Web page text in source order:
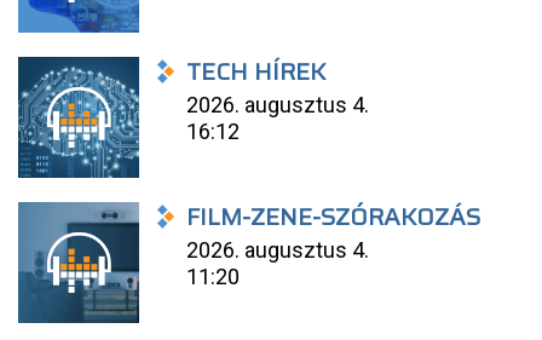
TECH HÍREK
2026. augusztus 4.
16:12
FILM-ZENE-SZÓRAKOZÁS
2026. augusztus 4.
11:20